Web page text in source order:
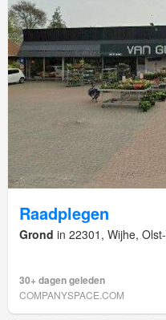
Raadplegen
Grond in 22301, Wijhe,
30+ dagen geleden
COMPANYSPACE.COM